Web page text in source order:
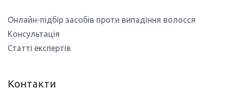
Онлайн-підбір засобів проти випадіння волосся
Консультація
Статті експертів
Контакти